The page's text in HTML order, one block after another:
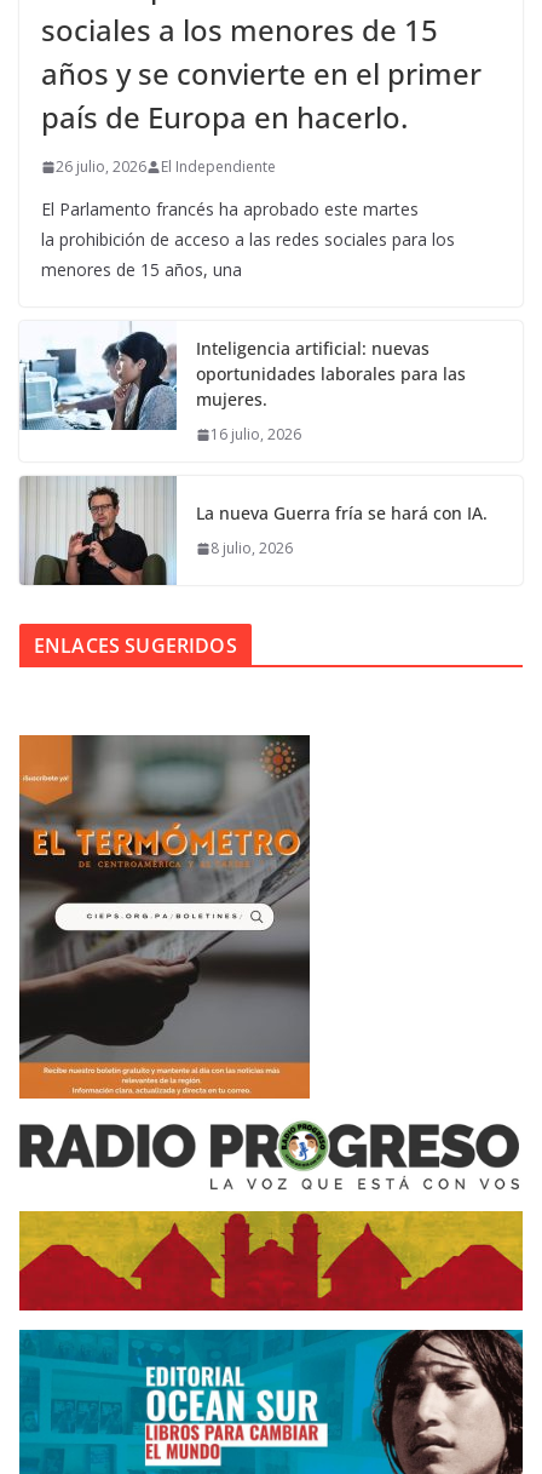
sociales a los menores de 15
años y se convierte en el primer
país de Europa en hacerlo.
26 julio, 2026 El Independiente
El Parlamento francés ha aprobado este martes
la prohibición de acceso a las redes sociales para los
menores de 15 años, una
Inteligencia artificial: nuevas
oportunidades laborales para las
mujeres.
16 julio, 2026
La nueva Guerra fría se hará con IA.
8 julio, 2026
ENLACES SUGERIDOS